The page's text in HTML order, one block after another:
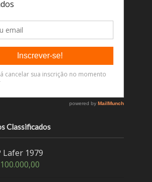
Classificados
Lafer 1979
100.000,00